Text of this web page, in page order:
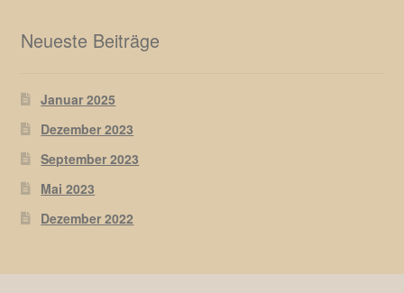
Neueste Beiträge
Januar 2025
Dezember 2023
September 2023
Mai 2023
Dezember 2022